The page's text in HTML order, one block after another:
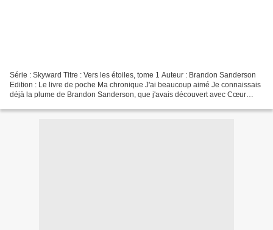
Série : Skyward Titre : Vers les étoiles, tome 1 Auteur : Brandon Sanderson
Edition : Le livre de poche Ma chronique J'ai beaucoup aimé Je connaissais
déjà la plume de Brandon Sanderson, que j'avais découvert avec Cœur